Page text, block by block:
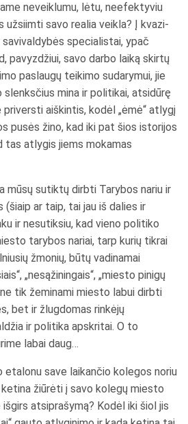
neveiklumu, lėtu, neefektyviu
užsiimti savo realia veikla? Į kvazi-
specialistai, ypač
pavyzdžiui, savo darbo laiką skirtų
paslaugų teikimo sudarymui, jie
mina ir politikai, atsidūrę
aiškintis, kodėl „ėmė“ atlygį
pusės žino, kad iki pat šios istorijos
tas atlygis jiems mokamas
mūsų sutiktų dirbti Tarybos nariu ir
(šiaip ar taip, tai jau iš dalies ir
ir nesutiksiu, kad vieno politiko
tarybos nariai, tarp kurių tikrai
žmonių, būtų vadinamai
„nesąžiningais“, „miesto pinigų
tik žeminami miesto labui dirbti
bet ir žlugdomas rinkėjų
ir politika apskritai. O to
labai daug…
etalonu save laikančio kolegos noriu
žiūrėti į savo kolegų miesto
išgirs atsiprašymą? Kodėl iki šiol jis